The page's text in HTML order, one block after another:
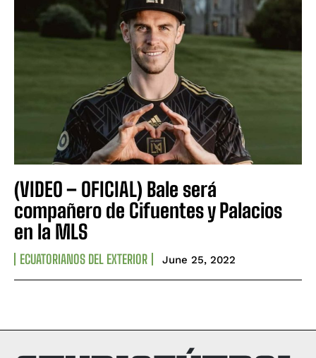
(VIDEO – OFICIAL) Bale será
compañero de Cifuentes y Palacios
en la MLS
ECUATORIANOS DEL EXTERIOR June 25, 2022